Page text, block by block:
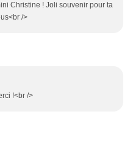
Christine ! Joli souvenir pour ta
/>
!<br />